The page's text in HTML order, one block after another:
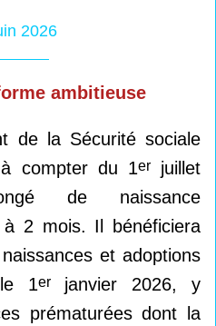
2026
ambitieuse
de la Sécurité sociale
compter du 1erjuillet
de naissance
2 mois. Il bénéficiera
et adoptions
le 1erjanvier 2026, y
prématurées dont la